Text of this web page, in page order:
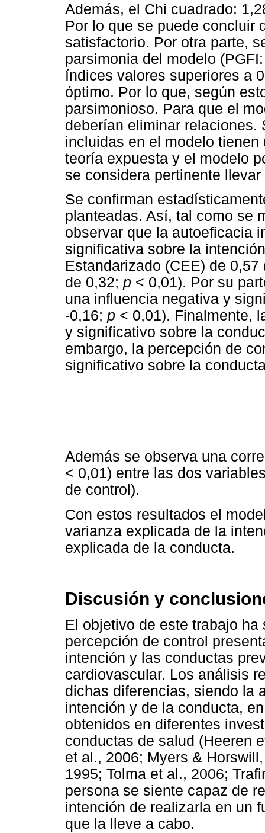
Además, el Chi cuadrado:
Por lo que se puede concluir
satisfactorio. Por otra parte,
parsimonia del modelo
índices valores superiores a
óptimo. Por lo que, según
parsimonioso. Para que el
deberían eliminar relaciones.
incluidas en el modelo
teoría expuesta y el modelo
se considera pertinente
Se confirman
planteadas. Así, tal como se
observar que la autoeficacia
significativa sobre la
Estandarizado (CEE) de 0,57
de 0,32; p < 0,01). Por su
una influencia negativa y
-0,16; p < 0,01). Finalmente,
y significativo sobre la
embargo, la percepción de
significativo sobre la
Además se observa una
< 0,01) entre las dos
de control).
Con estos resultados el
varianza explicada de la
explicada de la conducta.
Discusión y
El objetivo de este trabajo
percepción de control
intención y las conductas
cardiovascular. Los análisis
dichas diferencias, siendo la
intención y de la conducta,
obtenidos en diferentes
conductas de salud (Heeren
et al., 2006; Myers &
1995; Tolma et al., 2006;
persona se siente capaz de
intención de realizarla en un
que la lleve a cabo.